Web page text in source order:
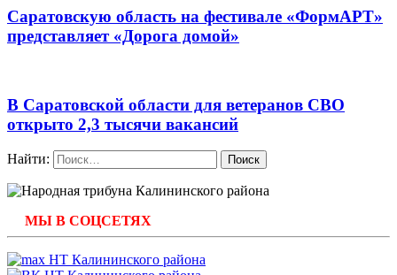
Саратовскую область на фестивале «ФормАРТ»
представляет «Дорога домой»
В Саратовской области для ветеранов СВО
открыто 2,3 тысячи вакансий
Найти:
МЫ В СОЦСЕТЯХ